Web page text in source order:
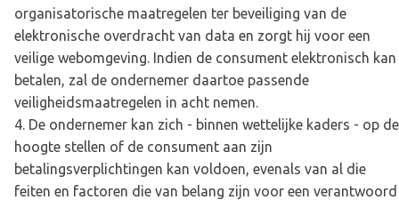
organisatorische maatregelen ter beveiliging van de
elektronische overdracht van data en zorgt hij voor een
veilige webomgeving. Indien de consument elektronisch kan
betalen, zal de ondernemer daartoe passende
veiligheidsmaatregelen in acht nemen.
De ondernemer kan zich - binnen wettelijke kaders - op de
hoogte stellen of de consument aan zijn
betalingsverplichtingen kan voldoen, evenals van al die
feiten en factoren die van belang zijn voor een verantwoord